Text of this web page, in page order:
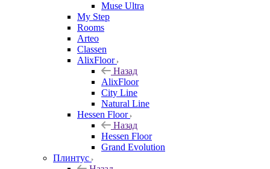
Muse Ultra
My Step
Rooms
Arteo
Classen
AlixFloor
Назад
AlixFloor
City Line
Natural Line
Hessen Floor
Назад
Hessen Floor
Grand Evolution
Плинтус